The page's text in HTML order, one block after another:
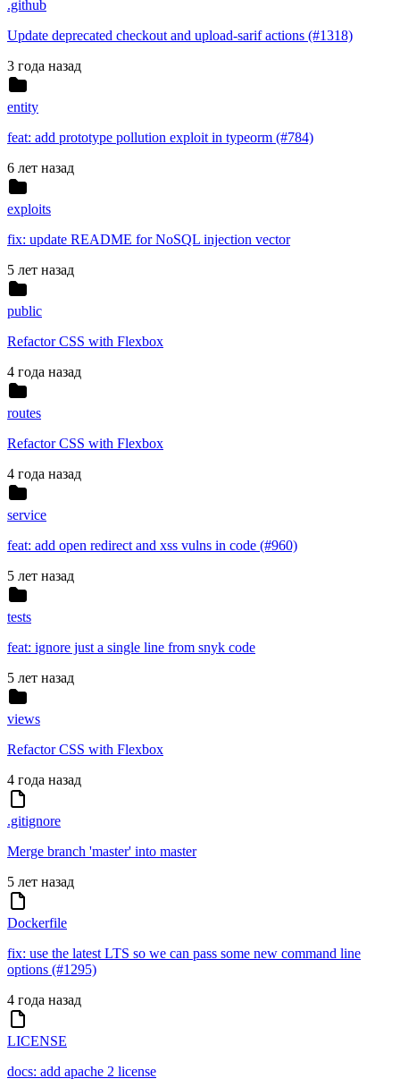
.github
Update deprecated checkout and upload-sarif actions (#1318)
3 года назад
entity
feat: add prototype pollution exploit in typeorm (#784)
6 лет назад
exploits
fix: update README for NoSQL injection vector
5 лет назад
public
Refactor CSS with Flexbox
4 года назад
routes
Refactor CSS with Flexbox
4 года назад
service
feat: add open redirect and xss vulns in code (#960)
5 лет назад
tests
feat: ignore just a single line from snyk code
5 лет назад
views
Refactor CSS with Flexbox
4 года назад
.gitignore
Merge branch 'master' into master
5 лет назад
Dockerfile
fix: use the latest LTS so we can pass some new command line
options (#1295)
4 года назад
LICENSE
docs: add apache 2 license